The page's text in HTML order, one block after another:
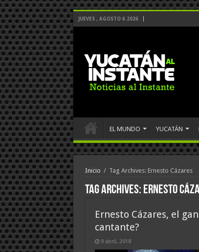
JUEVES , AGOSTO 6 2026
EL MUNDO YUCATÁN
Inicio / Tag Archives: Ernesto Cázares
Tag Archives: Ernesto
Ernesto Cázares, el
cantante?
9 abril, 2018